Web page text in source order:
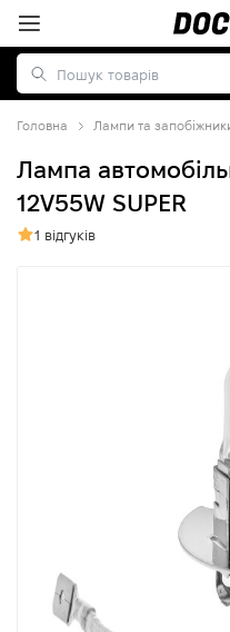
Головна Лампи та
Лампа
12V55W SUPER
1 відгуків